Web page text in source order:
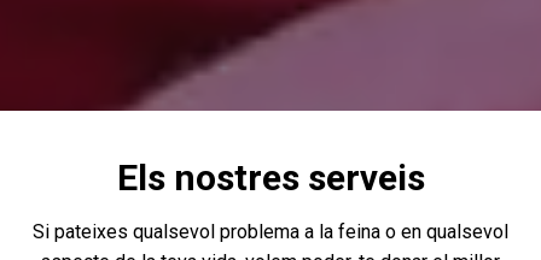
Els nostres serveis
Si pateixes qualsevol problema a la feina o en qualsevol